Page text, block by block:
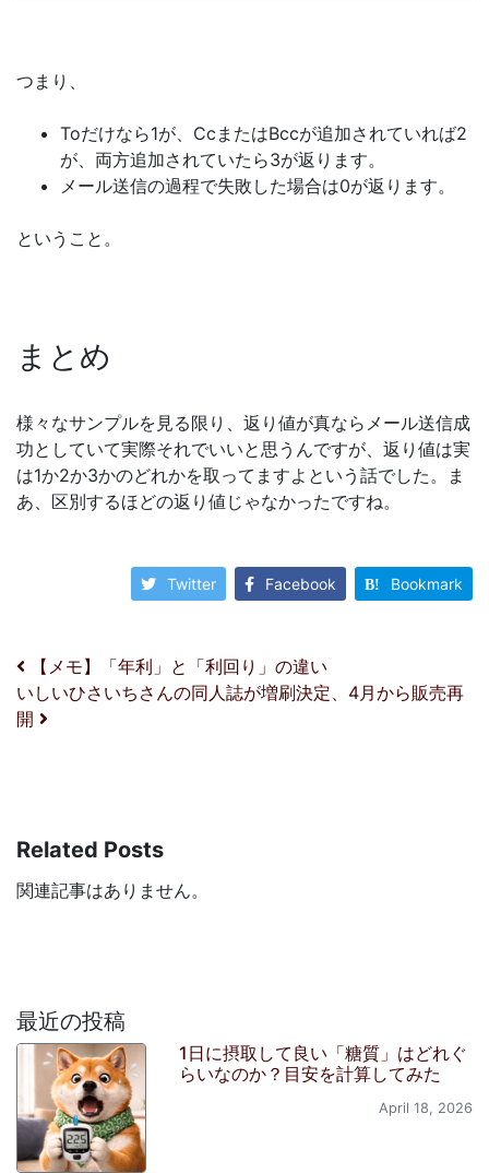
つまり、
Toだけなら1が、CcまたはBccが追加されていれば2
が、両方追加されていたら3が返ります。
メール送信の過程で失敗した場合は0が返ります。
ということ。
まとめ
様々なサンプルを見る限り、返り値が真ならメール送信成
功としていて実際それでいいと思うんですが、返り値は実
は1か2か3かのどれかを取ってますよという話でした。ま
あ、区別するほどの返り値じゃなかったですね。
Twitter Facebook Bookmark
投稿ナビゲーション
【メモ】「年利」と「利回り」の違い
いしいひさいちさんの同人誌が増刷決定、4月から販売再
開
Related Posts
関連記事はありません。
最近の投稿
1日に摂取して良い「糖質」はどれぐ
らいなのか？目安を計算してみた
April 18, 2026